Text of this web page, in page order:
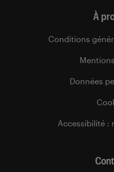
À
Conditions
Données
Accessibilité :